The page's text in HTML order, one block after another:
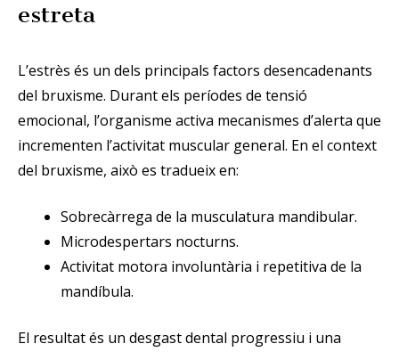
estreta
L’estrès és un dels principals factors desencadenants
del bruxisme. Durant els períodes de tensió
emocional, l’organisme activa mecanismes d’alerta que
incrementen l’activitat muscular general. En el context
del bruxisme, això es tradueix en:
Sobrecàrrega de la musculatura mandibular.
Microdespertars nocturns.
Activitat motora involuntària i repetitiva de la
mandíbula.
El resultat és un desgast dental progressiu i una